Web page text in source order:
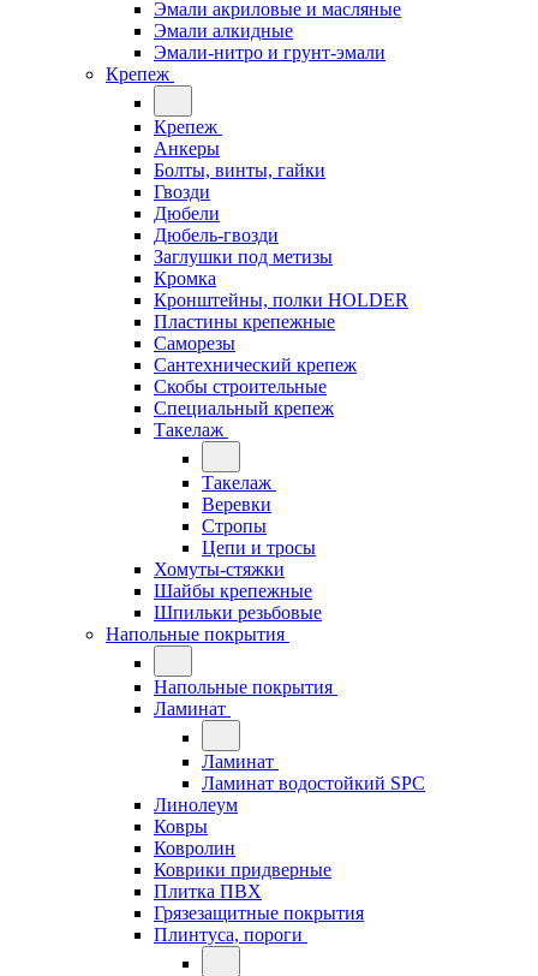
Эмали акриловые и масляные
Эмали алкидные
Эмали-нитро и грунт-эмали
Крепеж
Крепеж
Анкеры
Болты, винты, гайки
Гвозди
Дюбели
Дюбель-гвозди
Заглушки под метизы
Кромка
Кронштейны, полки НОLDER
Пластины крепежные
Саморезы
Сантехнический крепеж
Скобы строительные
Специальный крепеж
Такелаж
Такелаж
Веревки
Стропы
Цепи и тросы
Хомуты-стяжки
Шайбы крепежные
Шпильки резьбовые
Напольные покрытия
Напольные покрытия
Ламинат
Ламинат
Ламинат водостойкий SPC
Линолеум
Ковры
Ковролин
Коврики придверные
Плитка ПВХ
Грязезащитные покрытия
Плинтуса, пороги